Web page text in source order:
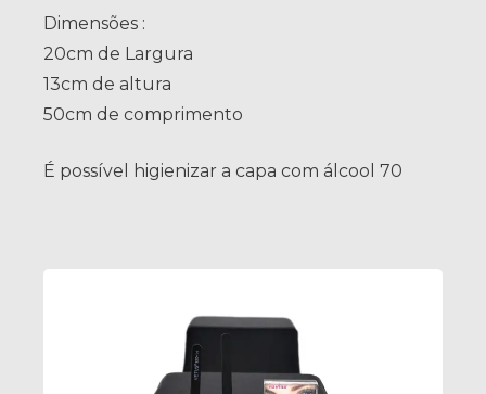
Dimensões :
20cm de Largura
13cm de altura
50cm de comprimento
É possível higienizar a capa com álcool 70